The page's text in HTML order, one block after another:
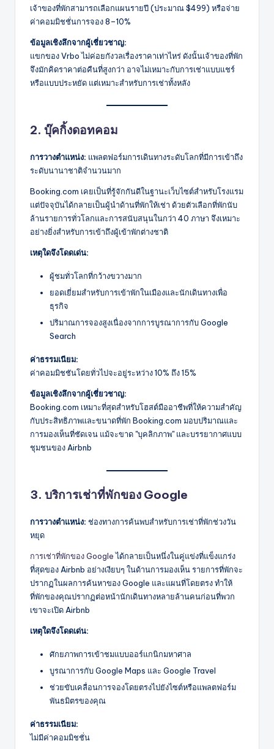
เจ้าของที่พักสามารถเลือกแผนรายปี (ประมาณ $499) หรือจ่าย
ค่าคอมมิชชั่นการจอง 8–10%
ข้อมูลเชิงลึกจากผู้เชี่ยวชาญ:
แขกของ Vrbo ไม่ค่อยกังวลเรื่องราคาเท่าไหร่ ดังนั้นเจ้าของที่พัก
จึงมักคิดราคาต่อคืนที่สูงกว่า อาจไม่เหมาะกับการเช่าแบบแชร์
หรือแบบประหยัด แต่เหมาะสำหรับการเช่าทั้งหลัง
2. บุ๊คกิ้งดอทคอม
การวางตำแหน่ง: แพลตฟอร์มการเดินทางระดับโลกที่มีการเข้าถึง
ระดับนานาชาติจำนวนมาก
Booking.com เคยเป็นที่รู้จักกันดีในฐานะเว็บไซต์สำหรับโรงแรม
แต่ปัจจุบันได้กลายเป็นผู้นำด้านที่พักให้เช่า ด้วยตัวเลือกที่พักนับ
ล้านรายการทั่วโลกและการสนับสนุนในกว่า 40 ภาษา จึงเหมาะ
อย่างยิ่งสำหรับการเข้าถึงผู้เข้าพักต่างชาติ
เหตุใดจึงโดดเด่น:
ผู้ชมทั่วโลกที่กว้างขวางมาก
ยอดเยี่ยมสำหรับการเข้าพักในเมืองและนักเดินทางเพื่อ
ธุรกิจ
ปริมาณการจองสูงเนื่องจากการบูรณาการกับ Google
Search
ค่าธรรมเนียม:
ค่าคอมมิชชันโดยทั่วไปจะอยู่ระหว่าง 10% ถึง 15%
ข้อมูลเชิงลึกจากผู้เชี่ยวชาญ:
Booking.com เหมาะที่สุดสำหรับโฮสต์มืออาชีพที่ให้ความสำคัญ
กับประสิทธิภาพและขนาดที่พัก Booking.com มอบปริมาณและ
การมองเห็นที่ชัดเจน แม้จะขาด "บุคลิกภาพ" และบรรยากาศแบบ
ชุมชนของ Airbnb
3. บริการเช่าที่พักของ Google
การวางตำแหน่ง: ช่องทางการค้นพบสำหรับการเช่าที่พักช่วงวัน
หยุด
การเช่าที่พักของ Googleได้กลายเป็นหนึ่งในคู่แข่งที่แข็งแกร่ง
ที่สุดของ Airbnb อย่างเงียบๆ ในด้านการมองเห็น รายการที่พักจะ
ปรากฏในผลการค้นหาของ Google และแผนที่โดยตรง ทำให้
ที่พักของคุณปรากฏต่อหน้านักเดินทางหลายล้านคนก่อนที่พวก
เขาจะเปิด Airbnb
เหตุใดจึงโดดเด่น:
ศักยภาพการเข้าชมแบบออร์แกนิกมหาศาล
บูรณาการกับ Google Maps และ Google Travel
ช่วยขับเคลื่อนการจองโดยตรงไปยังไซต์หรือแพลตฟอร์ม
พันธมิตรของคุณ
ค่าธรรมเนียม:
ไม่มีค่าคอมมิชชั่น